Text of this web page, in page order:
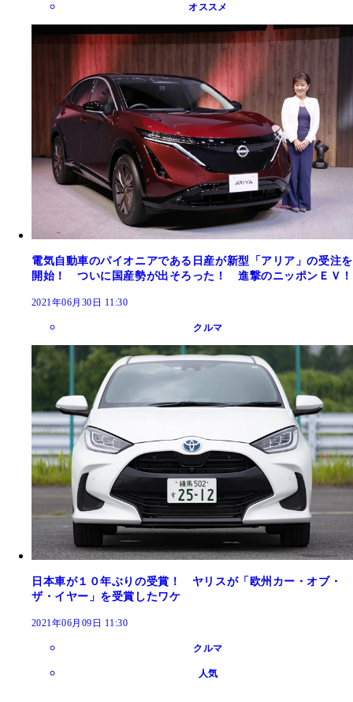
オススメ
電気自動車のパイオニアである日産が新型「アリア」の受注を
開始！ ついに国産勢が出そろった！ 進撃のニッポンＥＶ！
2021年06月30日 11:30
クルマ
日本車が１０年ぶりの受賞！ ヤリスが「欧州カー・オブ・
ザ・イヤー」を受賞したワケ
2021年06月09日 11:30
クルマ
人気